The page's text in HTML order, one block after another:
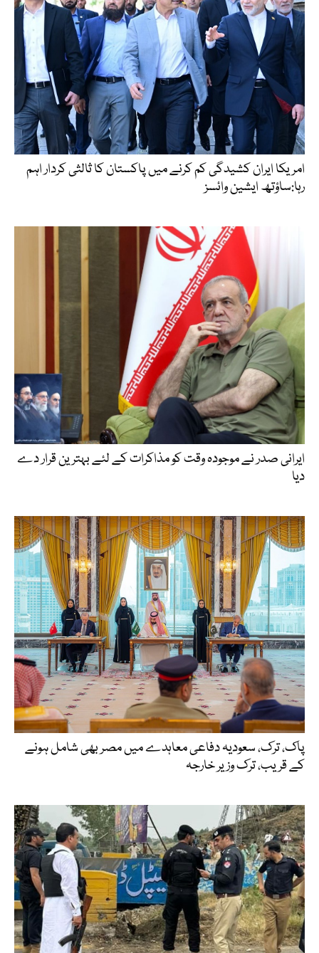
امریکا ایران کشیدگی کم کرنے میں پاکستان کا ثالثی کردار اہم
رہا:ساؤتھ ایشین وائسز
ایرانی صدر نے موجودہ وقت کو مذاکرات کے لئے بہترین قرار دے
دیا
پاک، ترک، سعودیہ دفاعی معاہدے میں مصر بھی شامل ہونے
کے قریب، ترک وزیر خارجہ